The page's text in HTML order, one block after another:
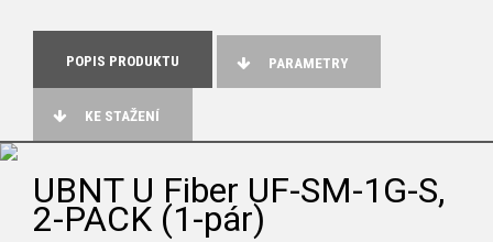
POPIS PRODUKTU PARAMETRY
KE STAŽENÍ
UBNT U Fiber UF-SM-1G-S,
2-PACK (1-pár)